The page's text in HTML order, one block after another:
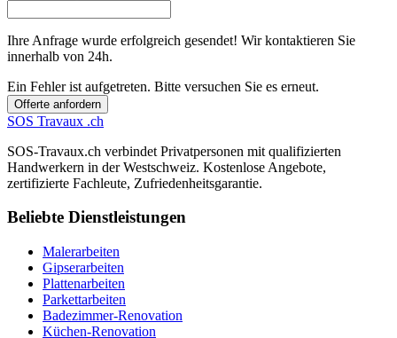
Ihre Anfrage wurde erfolgreich gesendet! Wir kontaktieren Sie
innerhalb von 24h.
Ein Fehler ist aufgetreten. Bitte versuchen Sie es erneut.
Offerte anfordern
SOS Travaux .ch
SOS-Travaux.ch verbindet Privatpersonen mit qualifizierten
Handwerkern in der Westschweiz. Kostenlose Angebote,
zertifizierte Fachleute, Zufriedenheitsgarantie.
Beliebte Dienstleistungen
Malerarbeiten
Gipserarbeiten
Plattenarbeiten
Parkettarbeiten
Badezimmer-Renovation
Küchen-Renovation